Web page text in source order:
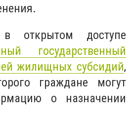
открытом доступе
государственный
жилищных субсидий,
граждане могут
о назначении